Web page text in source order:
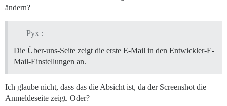
ändern?
Pyx :
Die Über-uns-Seite zeigt die erste E-Mail in den Entwickler-E-
Mail-Einstellungen an.
Ich glaube nicht, dass das die Absicht ist, da der Screenshot die
Anmeldeseite zeigt. Oder?